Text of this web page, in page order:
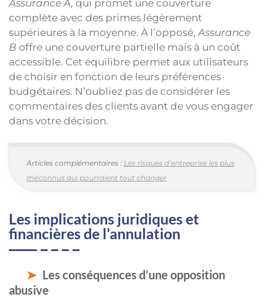
Assurance A, qui promet une couverture
complète avec des primes légèrement
supérieures à la moyenne. À l’opposé,Assurance
B offre une couverture partielle mais à un coût
accessible. Cet équilibre permet aux utilisateurs
de choisir en fonction de leurs préférences
budgétaires. N’oubliez pas de considérer les
commentaires des clients avant de vous engager
dans votre décision.
Articles complémentaires : Les risques d’entreprise les plus
méconnus qui pourraient tout changer
Les implications juridiques et
financières de l’annulation
Les conséquences d’une opposition
abusive